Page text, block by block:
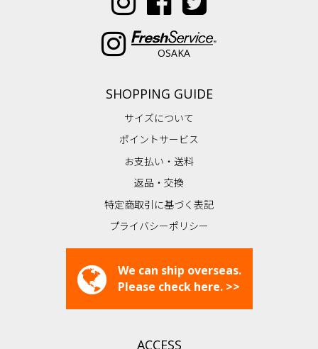
OSAKA
SHOPPING GUIDE
サイズについて
ポイントサービス
お支払い・送料
返品・交換
特定商取引に基づく表記
プライバシーポリシー
We can ship overseas.
Please check here. >>
ACCESS